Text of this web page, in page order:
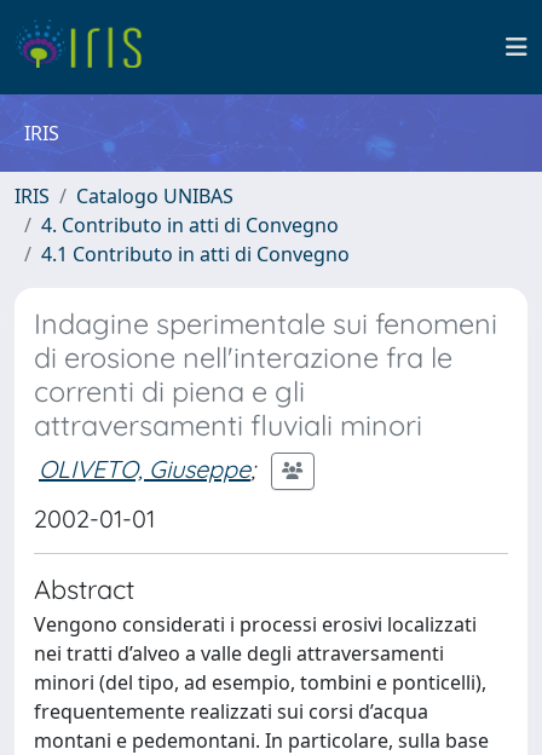
IRIS
IRIS
Catalogo UNIBAS
4. Contributo in atti di Convegno
4.1 Contributo in atti di Convegno
Indagine sperimentale sui fenomeni
di erosione nell'interazione fra le
correnti di piena e gli
attraversamenti fluviali minori
OLIVETO, Giuseppe;
2002-01-01
Abstract
Vengono considerati i processi erosivi localizzati
nei tratti d’alveo a valle degli attraversamenti
minori (del tipo, ad esempio, tombini e ponticelli),
frequentemente realizzati sui corsi d’acqua
montani e pedemontani. In particolare, sulla base